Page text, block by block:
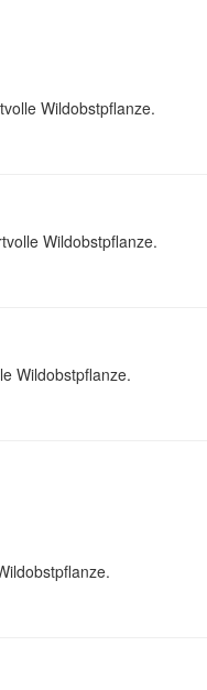
Wildobstpflanze.
Wildobstpflanze.
Wildobstpflanze.